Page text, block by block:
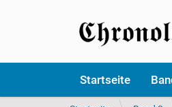
Startseite